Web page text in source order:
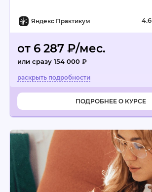
Яндекс Практикум 4.6
от 6 287 ₽/мес.
или сразу 154 000 ₽
ПОДРОБНЕЕ О КУРСЕ